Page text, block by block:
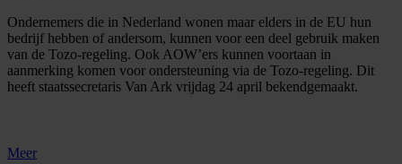
Ondernemers die in Nederland wonen maar elders in de EU hun
bedrijf hebben of andersom, kunnen voor een deel gebruik maken
van de Tozo-regeling. Ook AOW’ers kunnen voortaan in
aanmerking komen voor ondersteuning via de Tozo-regeling. Dit
heeft staatssecretaris Van Ark vrijdag 24 april bekendgemaakt.
Meer